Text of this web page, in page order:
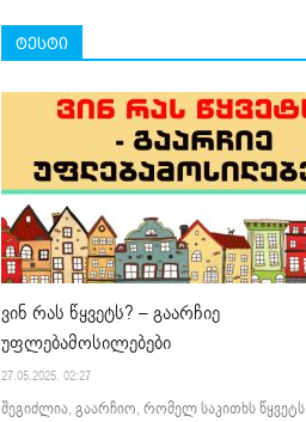
ტესტი
ვინ რას წყვეტს? – გაარჩიე
უფლებამოსილებები
27.05.2025. 02:27
შეგიძლია, გაარჩიო, რომელ საკითხს წყვეტს